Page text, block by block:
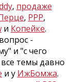
, продаже
, PPP,
и Копейке.
-
и "с чего
темы давно
и у ИжБомжа.